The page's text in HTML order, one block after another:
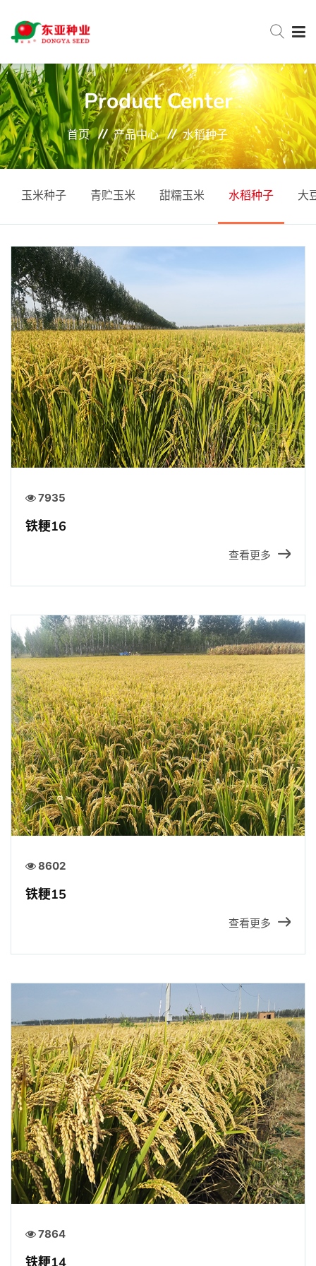
网站首页
关于东亚
新闻中心
服务与支持
招贤纳士
官方商城
Product Center
首页 产品中心 水稻种子
玉米种子 青贮玉米 甜糯玉米 水稻种子 大
7935
铁粳16
查看更多
8602
铁粳15
查看更多
7864